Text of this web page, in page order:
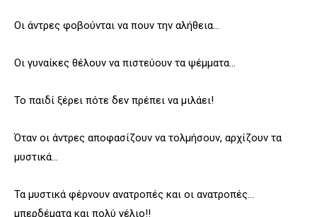
Οι άντρες φοβούνται να πουν την αλήθεια…
Οι γυναίκες θέλουν να πιστεύουν τα ψέμματα…
Το παιδί ξέρει πότε δεν πρέπει να μιλάει!
Όταν οι άντρες αποφασίζουν να τολμήσουν, αρχίζουν τα
μυστικά…
Τα μυστικά φέρνουν ανατροπές και οι ανατροπές…
μπερδέματα και πολύ γέλιο!!